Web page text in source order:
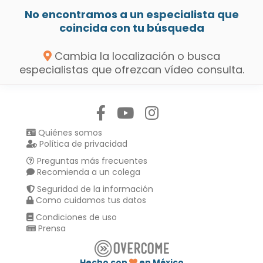
No encontramos a un especialista que
coincida con tu búsqueda
Cambia la localización o busca
especialistas que ofrezcan vídeo consulta.
Quiénes somos
Política de privacidad
Preguntas más frecuentes
Recomienda a un colega
Seguridad de la información
Como cuidamos tus datos
Condiciones de uso
Prensa